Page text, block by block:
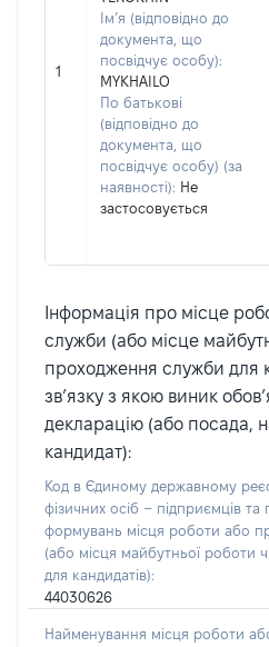
1
Ім’я (відповідно до
документа, що
посвідчує особу):
MYKHAILO
По батькові
(відповідно до
документа, що
посвідчує особу) (за
наявності): Не
застосовується
Інформація про місце
служби (або місце
проходження служби для
зв’язку з якою виник
декларацію (або посада,
кандидат):
Код в Єдиному державному
фізичних осіб – підприємців та
формувань місця роботи або
(або місця майбутньої роботи
для кандидатів):
44030626
Найменування місця роботи